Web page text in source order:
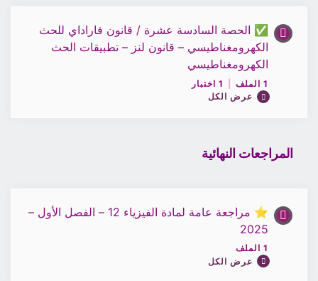
أختبار 14 / الفيزياء للصف 12
محتوى الدرس
0% مكتمل 0/1 Steps
اختبار 15 / الفيزياء الصف12
✅ الحصة السادسة عشرة / قانون فاراداي للحث
الكهرومغناطيسي – قانون لنز – تطبيقات الحث
الكهرومغناطيسي
1 الملف
1 اختبار
عرض الكل
محتوى الدرس
ملف الحصة 16 / الفيزياء الصف 12
المراجعات النهائية
⭐ مراجعة عامة لمادة الفيزياء 12 – الفصل الأول –
2025
1 الملف
عرض الكل